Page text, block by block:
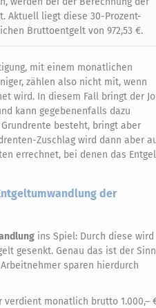
Aktuell liegt diese 30-Prozent-
Bruttoentgelt von 972,53 €.
mit einem monatlichen
zählen also nicht mit, wenn
wird. In diesem Fall bringt der
kann gegebenenfalls dazu
besteht, bringt aber
Zuschlag wird dann aber
errechnet, bei denen das
der
ins Spiel: Durch diese wird
gesenkt. Genau das ist der Sinn
sparen hierdurch
monatlich brutto 1.000,–